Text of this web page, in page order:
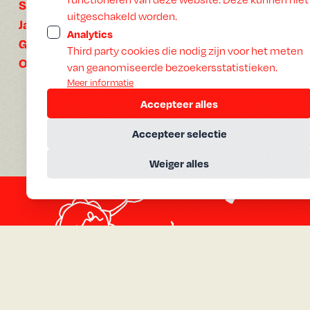
uitgeschakeld worden.
Analytics
Third party cookies die nodig zijn voor het meten
van geanomiseerde bezoekersstatistieken.
Meer informatie
Accepteer alles
Accepteer selectie
Weiger alles
Speelduur:81 min
Jaar: 2025
Gesproken:Nederlands
Ondertiteling:Geen ondertiteling